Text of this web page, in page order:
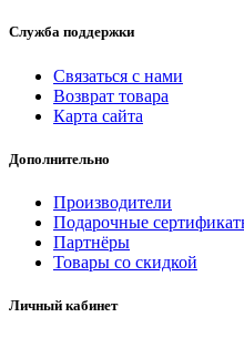
Служба поддержки
Связаться с нами
Возврат товара
Карта сайта
Дополнительно
Производители
Подарочные
Партнёры
Товары со скидкой
Личный кабинет